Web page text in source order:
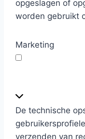
opgeslagen of
worden gebruikt
Marketing
a
r
k
e
De technische
verzenden van